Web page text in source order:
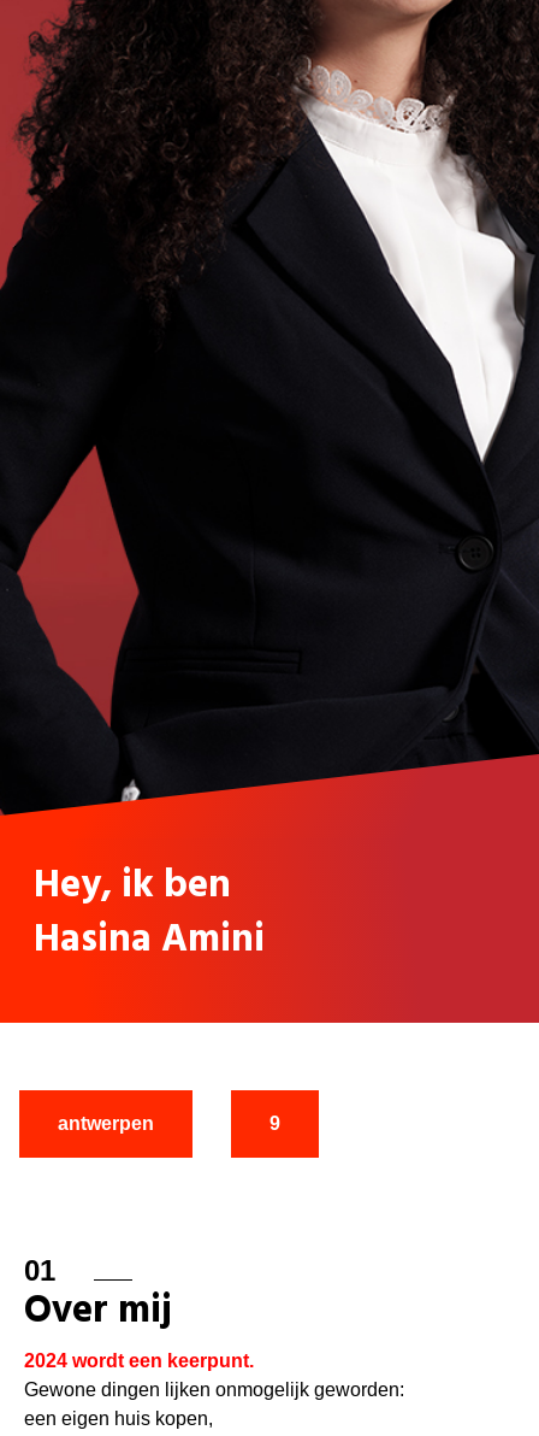
Hey, ik ben
Hasina Amini
antwerpen 9
01
Over mij
2024 wordt een keerpunt.
Gewone dingen lijken onmogelijk geworden:
een eigen huis kopen,